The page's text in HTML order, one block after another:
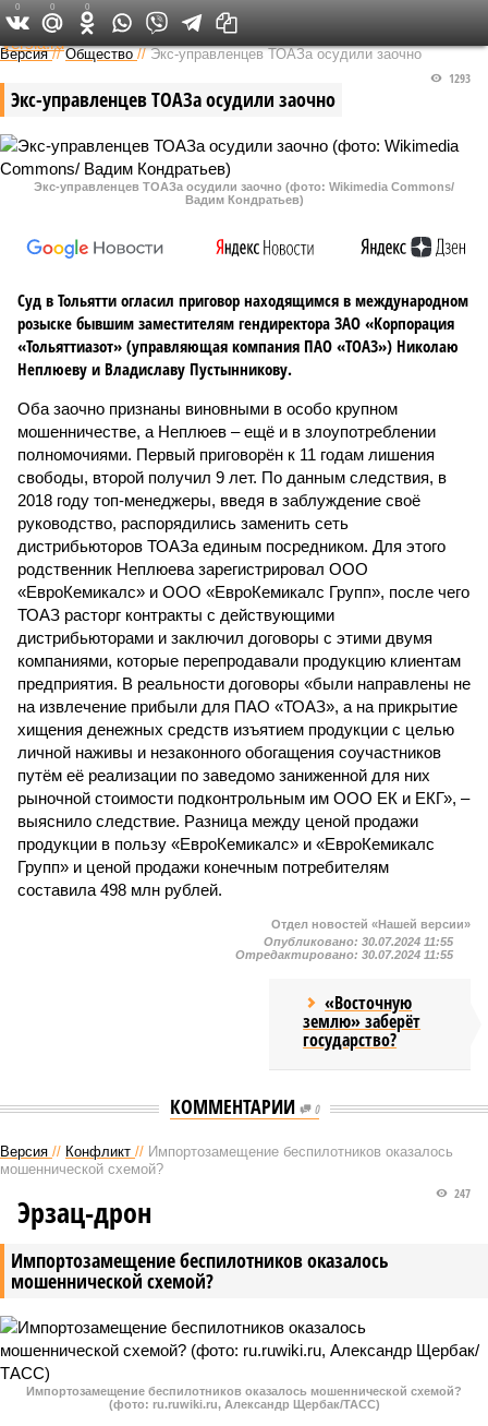
Федеральный выпуск
Версия //Общество //Экс-управленцев ТОАЗа осудили заочно
Экс-управленцев ТОАЗа осудили заочно
1293
Экс-управленцев ТОАЗа осудили заочно (фото: Wikimedia Commons/
Вадим Кондратьев)
Суд в Тольятти огласил приговор находящимся в международном
розыске бывшим заместителям гендиректора ЗАО «Корпорация
«Тольяттиазот» (управляющая компания ПАО «ТОАЗ») Николаю
Неплюеву и Владиславу Пустынникову.
Оба заочно признаны виновными в особо крупном
мошенничестве, а Неплюев – ещё и в злоупотреблении
полномочиями. Первый приговорён к 11 годам лишения
свободы, второй получил 9 лет. По данным следствия, в
2018 году топ-менеджеры, введя в заблуждение своё
руководство, распорядились заменить сеть
дистрибьюторов ТОАЗа единым посредником. Для этого
родственник Неплюева зарегистрировал ООО
«ЕвроКемикалс» и ООО «ЕвроКемикалс Групп», после чего
ТОАЗ расторг контракты с действующими
дистрибьюторами и заключил договоры с этими двумя
компаниями, которые перепродавали продукцию клиентам
предприятия. В реальности договоры «были направлены не
на извлечение прибыли для ПАО «ТОАЗ», а на прикрытие
хищения денежных средств изъятием продукции с целью
личной наживы и незаконного обогащения со­участников
путём её реализации по заведомо заниженной для них
рыночной стоимости подконтрольным им ООО ЕК и ЕКГ», –
выяснило следствие. Разница между ценой продажи
продукции в пользу «ЕвроКемикалс» и «ЕвроКемикалс
Групп» и ценой продажи конечным потребителям
составила 498 млн рублей.
0 0 0
Отдел новостей «Нашей версии»
Опубликовано: 30.07.2024 11:55
Отредактировано: 30.07.2024 11:55
«Восточную
землю» заберёт
государство?
КОММЕНТАРИИ 0
Версия // Конфликт // Импортозамещение беспилотников оказалось
мошеннической схемой?
Импортозамещение беспилотников оказалось
мошеннической схемой?
247
Эрзац-дрон
Импортозамещение беспилотников оказалось мошеннической схемой?
(фото: ru.ruwiki.ru, Александр Щербак/ТАСС)